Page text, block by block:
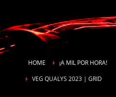
HOME
¡A MIL POR HORA!
VEG QUALYS 2023 | GRID